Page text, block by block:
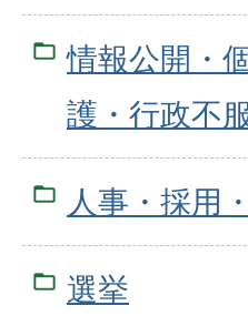
情報公開・
護・行政不
人事・採用
選挙